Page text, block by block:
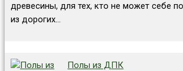
древесины, для тех, кто не может себе
из дорогих…
Полы из ДПК